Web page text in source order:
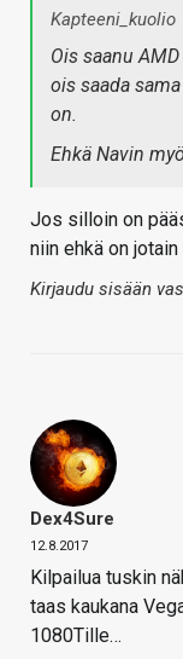
Kapteeni_kuolio
Ois saanu
ois saada
on.
Ehkä Navin
Jos silloin on
niin ehkä on
Kirjaudu sisään
Dex4Sure
12.8.2017
Kilpailua tuskin
taas kaukana
1080Tille…